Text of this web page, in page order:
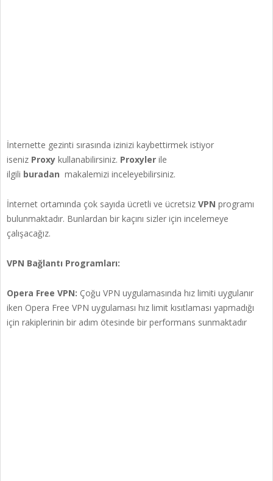
İnternette gezinti sırasında izinizi kaybettirmek istiyor
iseniz Proxy kullanabilirsiniz. Proxyler ile
ilgili buradan makalemizi inceleyebilirsiniz.
İnternet ortamında çok sayıda ücretli ve ücretsiz VPN programı
bulunmaktadır. Bunlardan bir kaçını sizler için incelemeye
çalışacağız.
VPN Bağlantı Programları:
Opera Free VPN: Çoğu VPN uygulamasında hız limiti uygulanır
iken Opera Free VPN uygulaması hız limit kısıtlaması yapmadığı
için rakiplerinin bir adım ötesinde bir performans sunmaktadır